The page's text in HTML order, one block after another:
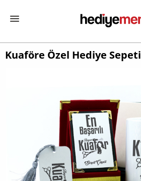
Kuaföre Özel Hediye Sepeti